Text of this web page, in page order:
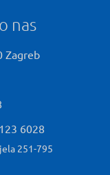
nas
Zagreb
6028
251-795